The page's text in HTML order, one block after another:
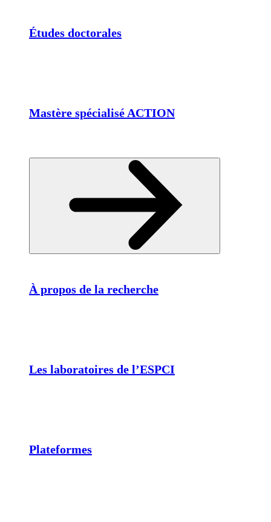
Études doctorales
Mastère spécialisé ACTION
À propos de la recherche
Les laboratoires de l’ESPCI
Plateformes